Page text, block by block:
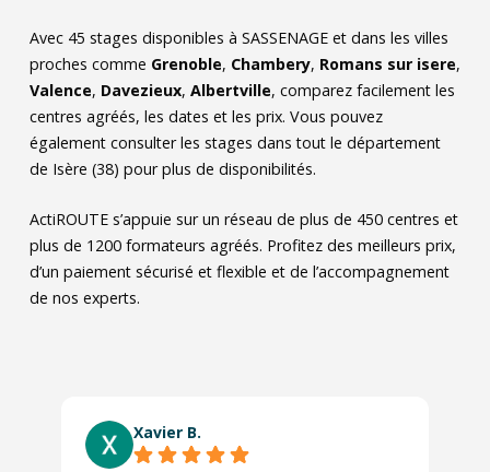
Avec 45 stages disponibles à SASSENAGE et dans les villes
proches comme Grenoble, Chambery, Romans sur isere,
Valence, Davezieux, Albertville, comparez facilement les
centres agréés, les dates et les prix. Vous pouvez
également consulter les stages dans tout le département
de Isère (38) pour plus de disponibilités.
ActiROUTE s’appuie sur un réseau de plus de 450 centres et
plus de 1200 formateurs agréés. Profitez des meilleurs prix,
d’un paiement sécurisé et flexible et de l’accompagnement
de nos experts.
Xavier B.